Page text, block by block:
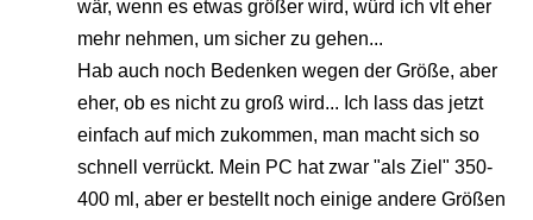
wär, wenn es etwas größer wird, würd ich vlt eher
mehr nehmen, um sicher zu gehen...
Hab auch noch Bedenken wegen der Größe, aber
eher, ob es nicht zu groß wird... Ich lass das jetzt
einfach auf mich zukommen, man macht sich so
schnell verrückt. Mein PC hat zwar "als Ziel" 350-
400 ml, aber er bestellt noch einige andere Größen